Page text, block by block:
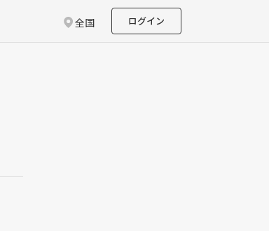
全国 ログイン